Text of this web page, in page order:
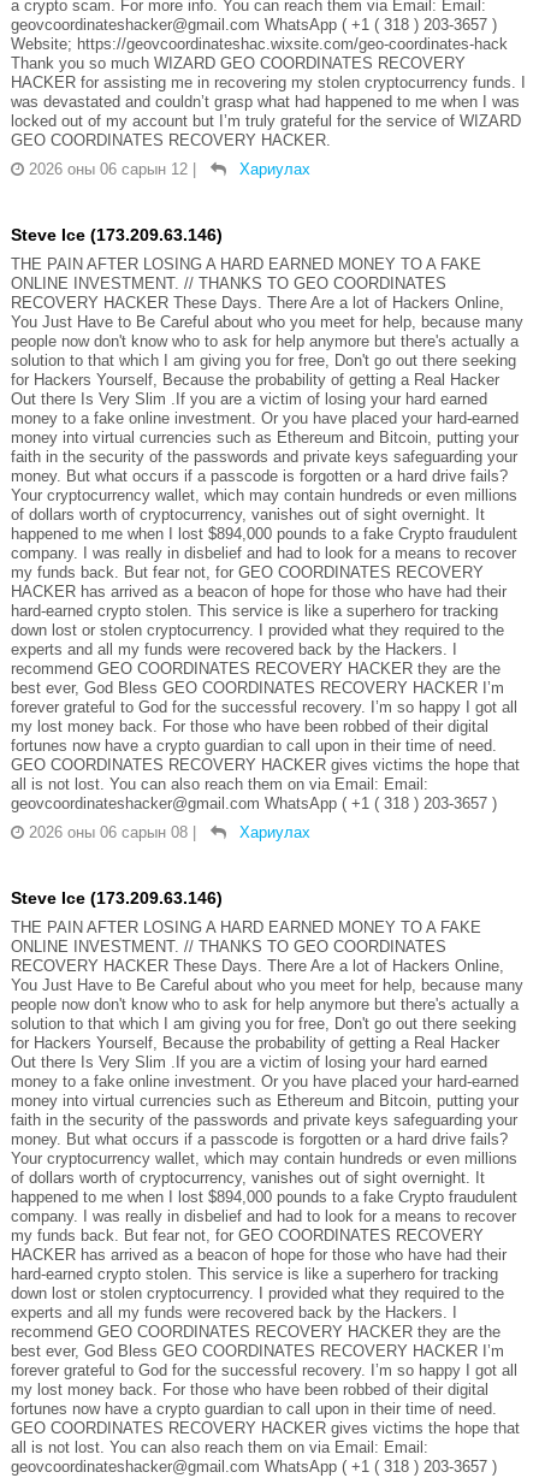
a crypto scam. For more info. You can reach them via Email: Email:
geovcoordinateshacker@gmail.com WhatsApp ( +1 ( 318 ) 203-3657 )
Website; https://geovcoordinateshac.wixsite.com/geo-coordinates-hack
Thank you so much WIZARD GEO COORDINATES RECOVERY
HACKER for assisting me in recovering my stolen cryptocurrency funds. I
was devastated and couldn’t grasp what had happened to me when I was
locked out of my account but I’m truly grateful for the service of WIZARD
GEO COORDINATES RECOVERY HACKER.
2026 оны 06 сарын 12
Хариулах
Steve Ice (173.209.63.146)
THE PAIN AFTER LOSING A HARD EARNED MONEY TO A FAKE
ONLINE INVESTMENT. // THANKS TO GEO COORDINATES
RECOVERY HACKER These Days. There Are a lot of Hackers Online,
You Just Have to Be Careful about who you meet for help, because many
people now don't know who to ask for help anymore but there's actually a
solution to that which I am giving you for free, Don't go out there seeking
for Hackers Yourself, Because the probability of getting a Real Hacker
Out there Is Very Slim .If you are a victim of losing your hard earned
money to a fake online investment. Or you have placed your hard-earned
money into virtual currencies such as Ethereum and Bitcoin, putting your
faith in the security of the passwords and private keys safeguarding your
money. But what occurs if a passcode is forgotten or a hard drive fails?
Your cryptocurrency wallet, which may contain hundreds or even millions
of dollars worth of cryptocurrency, vanishes out of sight overnight. It
happened to me when I lost $894,000 pounds to a fake Crypto fraudulent
company. I was really in disbelief and had to look for a means to recover
my funds back. But fear not, for GEO COORDINATES RECOVERY
HACKER has arrived as a beacon of hope for those who have had their
hard-earned crypto stolen. This service is like a superhero for tracking
down lost or stolen cryptocurrency. I provided what they required to the
experts and all my funds were recovered back by the Hackers. I
recommend GEO COORDINATES RECOVERY HACKER they are the
best ever, God Bless GEO COORDINATES RECOVERY HACKER I’m
forever grateful to God for the successful recovery. I’m so happy I got all
my lost money back. For those who have been robbed of their digital
fortunes now have a crypto guardian to call upon in their time of need.
GEO COORDINATES RECOVERY HACKER gives victims the hope that
all is not lost. You can also reach them on via Email: Email:
geovcoordinateshacker@gmail.com WhatsApp ( +1 ( 318 ) 203-3657 )
2026 оны 06 сарын 08
Хариулах
Steve Ice (173.209.63.146)
THE PAIN AFTER LOSING A HARD EARNED MONEY TO A FAKE
ONLINE INVESTMENT. // THANKS TO GEO COORDINATES
RECOVERY HACKER These Days. There Are a lot of Hackers Online,
You Just Have to Be Careful about who you meet for help, because many
people now don't know who to ask for help anymore but there's actually a
solution to that which I am giving you for free, Don't go out there seeking
for Hackers Yourself, Because the probability of getting a Real Hacker
Out there Is Very Slim .If you are a victim of losing your hard earned
money to a fake online investment. Or you have placed your hard-earned
money into virtual currencies such as Ethereum and Bitcoin, putting your
faith in the security of the passwords and private keys safeguarding your
money. But what occurs if a passcode is forgotten or a hard drive fails?
Your cryptocurrency wallet, which may contain hundreds or even millions
of dollars worth of cryptocurrency, vanishes out of sight overnight. It
happened to me when I lost $894,000 pounds to a fake Crypto fraudulent
company. I was really in disbelief and had to look for a means to recover
my funds back. But fear not, for GEO COORDINATES RECOVERY
HACKER has arrived as a beacon of hope for those who have had their
hard-earned crypto stolen. This service is like a superhero for tracking
down lost or stolen cryptocurrency. I provided what they required to the
experts and all my funds were recovered back by the Hackers. I
recommend GEO COORDINATES RECOVERY HACKER they are the
best ever, God Bless GEO COORDINATES RECOVERY HACKER I’m
forever grateful to God for the successful recovery. I’m so happy I got all
my lost money back. For those who have been robbed of their digital
fortunes now have a crypto guardian to call upon in their time of need.
GEO COORDINATES RECOVERY HACKER gives victims the hope that
all is not lost. You can also reach them on via Email: Email:
geovcoordinateshacker@gmail.com WhatsApp ( +1 ( 318 ) 203-3657 )